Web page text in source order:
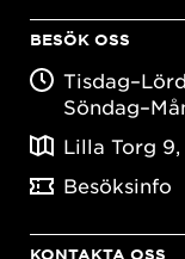
BESÖK OSS
Lilla Torg
Besöksinfo
KONTAKTA OSS